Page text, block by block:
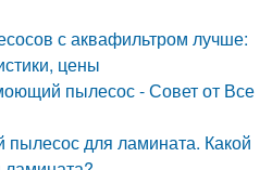
с аквафильтром лучше:
цены
пылесос - Совет от Все
для ламината. Какой